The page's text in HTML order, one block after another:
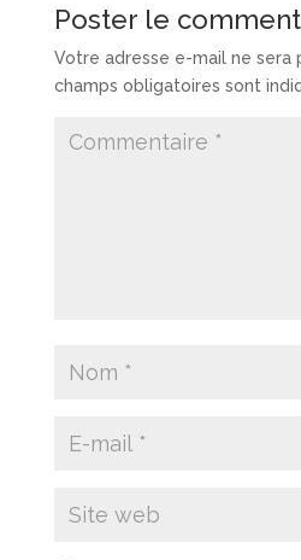
Poster le
Votre adresse e-mail ne sera
champs obligatoires sont